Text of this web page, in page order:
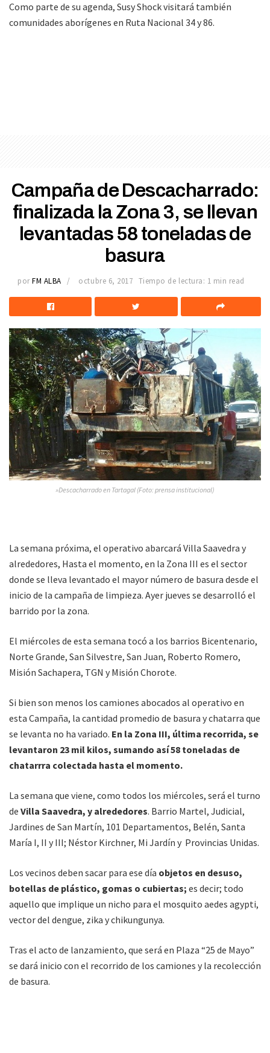
Como parte de su agenda, Susy Shock visitará también
comunidades aborígenes en Ruta Nacional 34 y 86.
Campaña de Descacharrado:
finalizada la Zona 3, se llevan
levantadas 58 toneladas de
basura
por FM ALBA octubre 6, 2017 Tiempo de lectura: 1 min read
»Descacharrado en Tartagal (Foto: prensa institucional)
La semana próxima, el operativo abarcará Villa Saavedra y
alrededores, Hasta el momento, en la Zona III es el sector
donde se lleva levantado el mayor número de basura desde el
inicio de la campaña de limpieza. Ayer jueves se desarrolló el
barrido por la zona.
El miércoles de esta semana tocó a los barrios Bicentenario,
Norte Grande, San Silvestre, San Juan, Roberto Romero,
Misión Sachapera, TGN y Misión Chorote.
Si bien son menos los camiones abocados al operativo en
esta Campaña, la cantidad promedio de basura y chatarra que
se levanta no ha variado. En la Zona III, última recorrida, se
levantaron 23 mil kilos, sumando así 58 toneladas de
chatarrra colectada hasta el momento.
La semana que viene, como todos los miércoles, será el turno
de Villa Saavedra, y alrededores. Barrio Martel, Judicial,
Jardines de San Martín, 101 Departamentos, Belén, Santa
María I, II y III; Néstor Kirchner, Mi Jardín y Provincias Unidas.
Los vecinos deben sacar para ese día objetos en desuso,
botellas de plástico, gomas o cubiertas; es decir; todo
aquello que implique un nicho para el mosquito aedes agypti,
vector del dengue, zika y chikungunya.
Tras el acto de lanzamiento, que será en Plaza “25 de Mayo”
se dará inicio con el recorrido de los camiones y la recolección
de basura.